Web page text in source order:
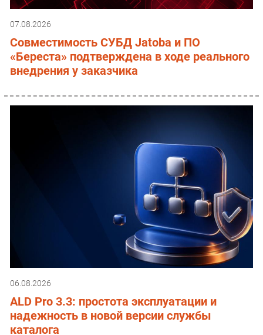
07.08.2026
Совместимость СУБД Jatoba и ПО
«Береста» подтверждена в ходе реального
внедрения у заказчика
06.08.2026
ALD Pro 3.3: простота эксплуатации и
надежность в новой версии службы
каталога